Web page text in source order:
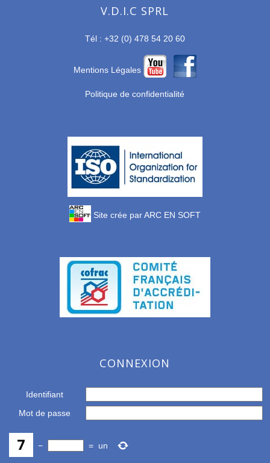
V.D.I.C SPRL
Tél : +32 (0) 478 54 20 60
Mentions Légales
Politique de confidentialité
Site crée parARC EN SOFT
CONNEXION
Identifiant
Mot de passe
− = un